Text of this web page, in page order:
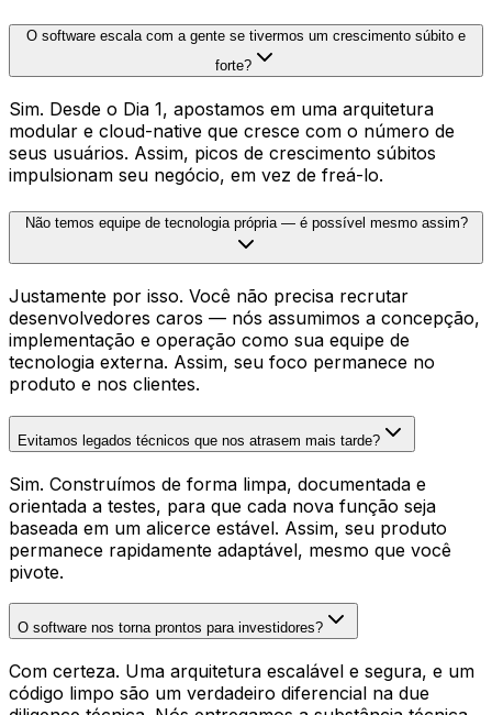
O software escala com a gente se tivermos um crescimento súbito e
forte?
Sim. Desde o Dia 1, apostamos em uma arquitetura
modular e cloud-native que cresce com o número de
seus usuários. Assim, picos de crescimento súbitos
impulsionam seu negócio, em vez de freá-lo.
Não temos equipe de tecnologia própria — é possível mesmo assim?
Justamente por isso. Você não precisa recrutar
desenvolvedores caros — nós assumimos a concepção,
implementação e operação como sua equipe de
tecnologia externa. Assim, seu foco permanece no
produto e nos clientes.
Evitamos legados técnicos que nos atrasem mais tarde?
Sim. Construímos de forma limpa, documentada e
orientada a testes, para que cada nova função seja
baseada em um alicerce estável. Assim, seu produto
permanece rapidamente adaptável, mesmo que você
pivote.
O software nos torna prontos para investidores?
Com certeza. Uma arquitetura escalável e segura, e um
código limpo são um verdadeiro diferencial na due